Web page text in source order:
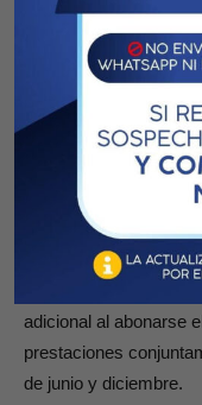
(30) módulos: pesos
Para las prestaciones
montos diferentes a
bonificación
respectivo tipo de
Para las prestaciones
bonificación
prestaciones por
que guardan los
adicional al abonarse
prestaciones
de junio y diciembre.